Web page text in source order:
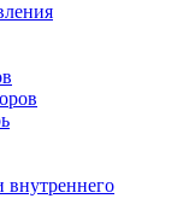
внутреннего